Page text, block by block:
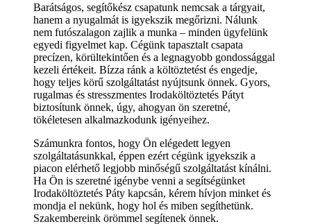
Barátságos, segítőkész csapatunk nemcsak a tárgyait,
hanem a nyugalmát is igyekszik megőrizni. Nálunk
nem futószalagon zajlik a munka – minden ügyfelünk
egyedi figyelmet kap. Cégünk tapasztalt csapata
precízen, körültekintően és a legnagyobb gondossággal
kezeli értékeit. Bízza ránk a költöztetést és engedje,
hogy teljes körű szolgáltatást nyújtsunk önnek. Gyors,
rugalmas és stresszmentes Irodaköltöztetés Pátyt
biztosítunk önnek, úgy, ahogyan ön szeretné,
tökéletesen alkalmazkodunk igényeihez.
Számunkra fontos, hogy Ön elégedett legyen
szolgáltatásunkkal, éppen ezért cégünk igyekszik a
piacon elérhető legjobb minőségű szolgáltatást kínálni.
Ha Ön is szeretné igénybe venni a segítségünket
Irodaköltöztetés Páty kapcsán, kérem hívjon minket és
mondja el nekünk, hogy hol és miben segíthetünk.
Szakembereink örömmel segítenek önnek.